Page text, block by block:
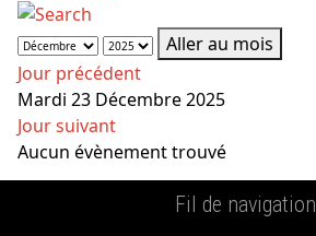
Aller au mois
Jour précédent
Mardi 23 Décembre 2025
Jour suivant
Aucun évènement trouvé
Fil de navigation